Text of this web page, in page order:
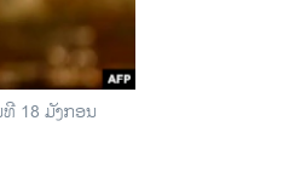
18 ມັງ​ກອນ